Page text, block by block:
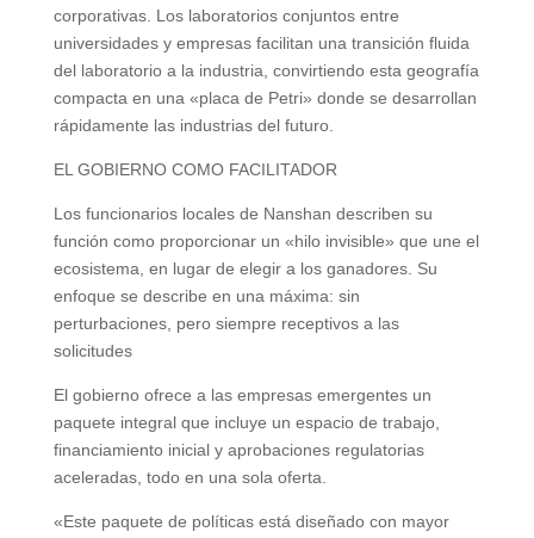
corporativas. Los laboratorios conjuntos entre
universidades y empresas facilitan una transición fluida
del laboratorio a la industria, convirtiendo esta geografía
compacta en una «placa de Petri» donde se desarrollan
rápidamente las industrias del futuro.
EL GOBIERNO COMO FACILITADOR
Los funcionarios locales de Nanshan describen su
función como proporcionar un «hilo invisible» que une el
ecosistema, en lugar de elegir a los ganadores. Su
enfoque se describe en una máxima: sin
perturbaciones, pero siempre receptivos a las
solicitudes
El gobierno ofrece a las empresas emergentes un
paquete integral que incluye un espacio de trabajo,
financiamiento inicial y aprobaciones regulatorias
aceleradas, todo en una sola oferta.
«Este paquete de políticas está diseñado con mayor